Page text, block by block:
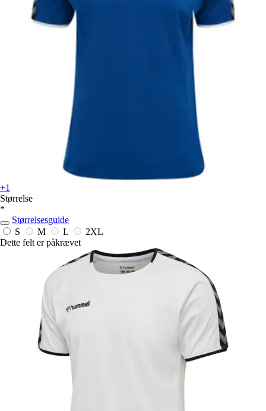
+1
Størrelse
*
Størrelsesguide
S
M L
2XL
Dette felt er påkrævet